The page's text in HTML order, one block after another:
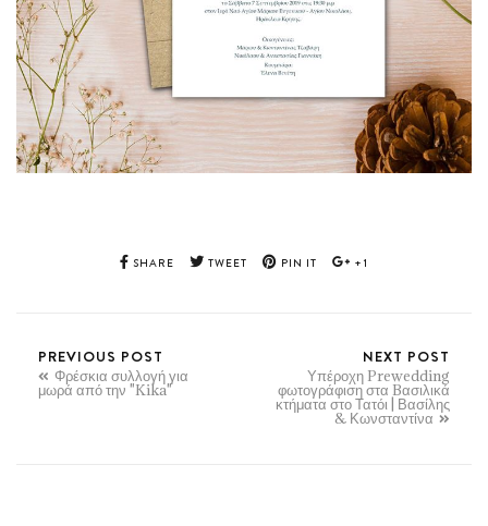
SHARE TWEET PIN IT +1
PREVIOUS POST
Φρέσκια συλλογή για
μωρά από την "Kika"
NEXT POST
Υπέροχη Prewedding
φωτογράφιση στα Bασιλικά
κτήματα στο Τατόι | Βασίλης
& Κωνσταντίνα